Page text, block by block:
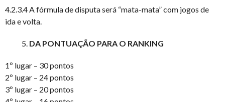
4.2.3.4 A fórmula de disputa será “mata-mata” com jogos de
ida e volta.
DA PONTUAÇÃO PARA O RANKING
1º lugar – 30 pontos
2º lugar – 24 pontos
3º lugar – 20 pontos